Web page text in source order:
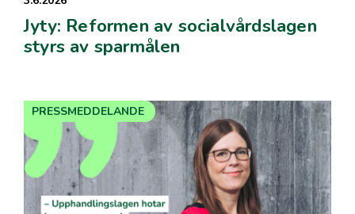
Jyty: Reformen av socialvårdslagen
styrs av sparmålen
PRESSMEDDELANDE